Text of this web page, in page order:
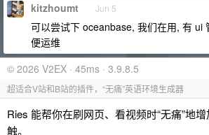
kitzhoumt Jun 5
可以尝试下 oceanbase, 我们在用, 有 ui
便运维
© 2026 V2EX · 45ms · 3.9.8.5
超适合V站和B站的插件，“无痛”英语环境生成器
Ries 能帮你在刷网页、看视频时“无痛”地
触。